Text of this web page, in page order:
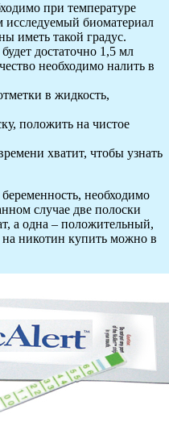
при температуре
биоматериал
иметь такой градус.
достаточно 1,5 мл
необходимо налить в
в жидкость,
положить на чистое
хватит, чтобы узнать
необходимо
случае две полоски
а одна – положительный,
на никотин купить можно в